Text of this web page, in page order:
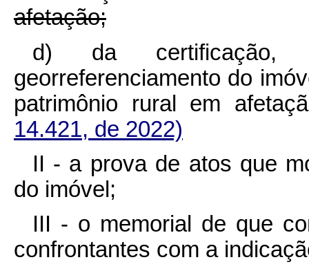
afetação;
d) da certificação,
georreferenciamento do
patrimônio rural em
14.421, de 2022)
II - a prova de atos que
do imóvel;
III - o memorial de que
confrontantes com a